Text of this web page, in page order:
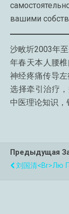
вашими
沙畋圻2003年
年春天本人腰
神经疼痛传导
选择牵引治疗
中医理论知识，
Предыдущая
刘国清<br>Лю